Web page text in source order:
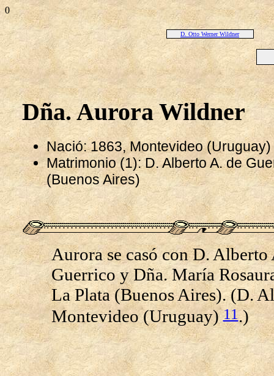
0
D. Otto Werner Wildner
Dña. Aurora Wildner
Nació: 1863, Montevideo (Uruguay)
Matrimonio (1): D. Alberto A. de
(Buenos Aires)
Aurora se casó con D.
Guerrico y Dña. María
La Plata (Buenos Aires). (D.
Montevideo (Uruguay)11.)